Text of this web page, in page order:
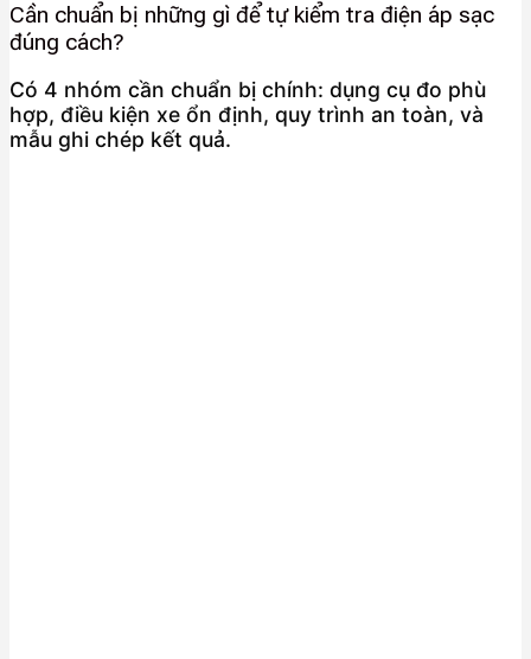
Cần chuẩn bị những gì để tự kiểm tra điện áp sạc
đúng cách?
Có 4 nhóm cần chuẩn bị chính: dụng cụ đo phù
hợp, điều kiện xe ổn định, quy trình an toàn, và
mẫu ghi chép kết quả.